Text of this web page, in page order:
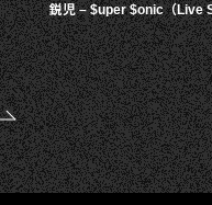
鋭児 – $uper $onic（Live